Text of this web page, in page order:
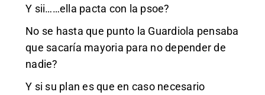
Y sii……ella pacta con la psoe?
No se hasta que punto la Guardiola pensaba
que sacaría mayoria para no depender de
nadie?
Y si su plan es que en caso necesario